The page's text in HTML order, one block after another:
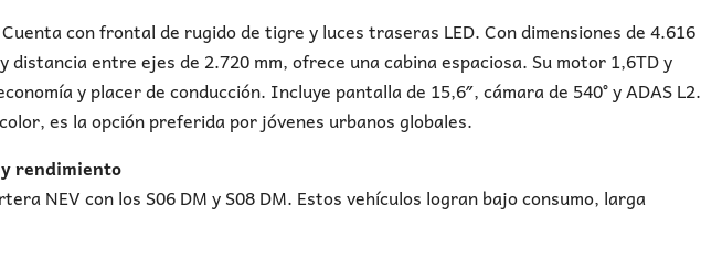
con frontal de rugido de tigre y luces traseras LED. Con dimensiones de 4.616
distancia entre ejes de 2.720 mm, ofrece una cabina espaciosa. Su motor 1,6TD y
y placer de conducción. Incluye pantalla de 15,6″, cámara de 540° y ADAS L2.
es la opción preferida por jóvenes urbanos globales.
rendimiento
NEV con los S06 DM y S08 DM. Estos vehículos logran bajo consumo, larga